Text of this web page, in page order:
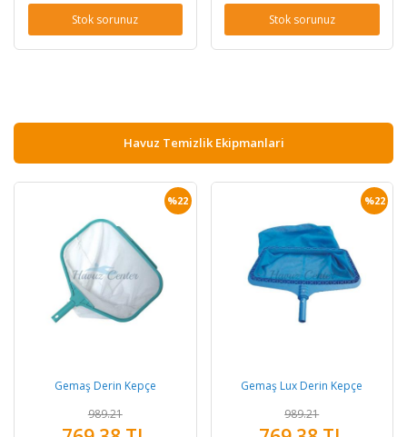
Stok sorunuz Stok sorunuz
Havuz Temizlik Ekipmanlari
%22
Gemaş Derin Kepçe
989.21
%22
Gemaş Lux Derin Kepçe
989.21